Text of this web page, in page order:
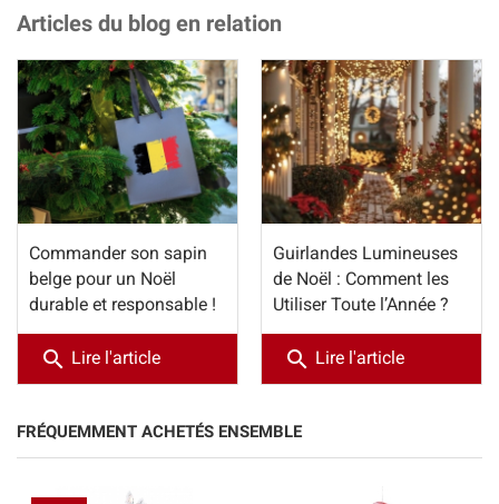
Articles du blog en relation
Commander son sapin
belge pour un Noël
durable et responsable !
search Lire l'article
Guirlandes Lumineuses
de Noël : Comment les
Utiliser Toute l’Année ?
search Lire l'article
FRÉQUEMMENT ACHETÉS ENSEMBLE